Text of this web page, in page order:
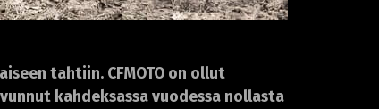
tahtiin. CFMOTO on ollut
kahdeksassa vuodessa nollasta